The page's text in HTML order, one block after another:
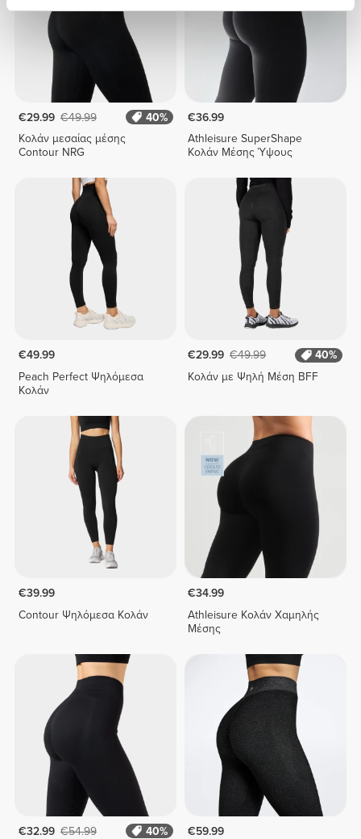
€29.99 €49.99
40%
Κολάν μεσαίας μέσης
Contour NRG
€36.99
Athleisure SuperShape
Κολάν Μέσης Ύψους
€49.99
Peach Perfect Ψηλόμεσα
Κολάν
€29.99 €49.99
40%
Κολάν με Ψηλή Μέση BFF
€39.99
Contour Ψηλόμεσα Κολάν
€34.99
Athleisure Κολάν Χαμηλής
Μέσης
€32.99 €54.99
40%
€59.99